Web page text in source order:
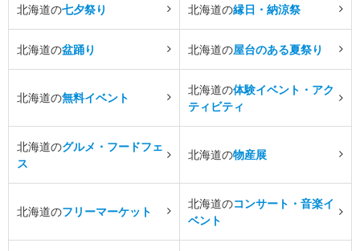
北海道の七夕祭り 北海道の縁日・納涼祭
北海道の盆踊り 北海道の屋台のある夏祭り
北海道の無料イベント
北海道の体験イベント・アク
ティビティ
北海道のグルメ・フードフェ
ス
北海道の物産展
北海道のフリーマーケット
北海道のコンサート・音楽イ
ベント